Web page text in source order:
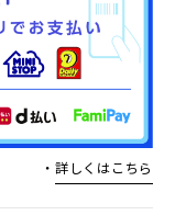
詳しくはこちら